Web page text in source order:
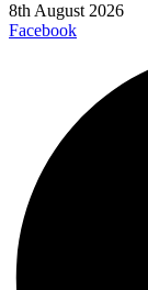
8th August 2026
Facebook